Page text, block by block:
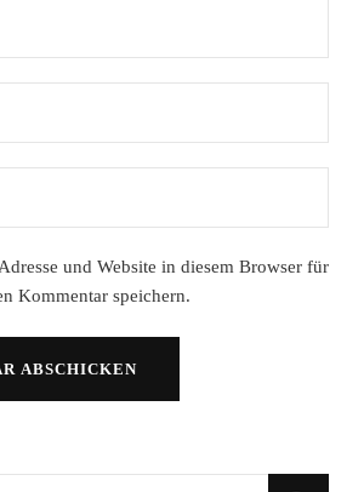
und Website in diesem Browser für
Kommentar speichern.